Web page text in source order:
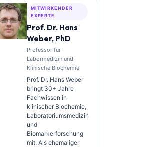
MITWIRKENDER
EXPERTE
Prof. Dr. Hans
Weber, PhD
Professor für
Labormedizin und
Klinische Biochemie
Prof. Dr. Hans Weber
bringt 30+ Jahre
Fachwissen in
klinischer Biochemie,
Laboratoriumsmedizin
und
Biomarkerforschung
mit. Als ehemaliger